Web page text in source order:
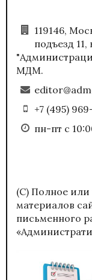
119146,
подъезд
МДМ.
+7 (495)
пн-пт с
(С) Полное или
материалов
письменного